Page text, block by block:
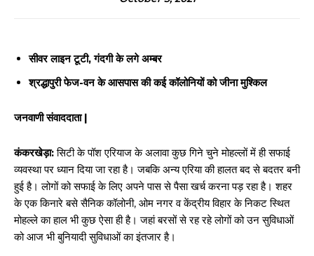
सीवर लाइन टूटी, गंदगी के लगे अम्बर
श्रद्धापुरी फेज-वन के आसपास की कई कॉलोनियों को जीना मुश्किल
जनवाणी संवाददाता |
कंकरखेड़ा:सिटी के पॉश एरियाज के अलावा कुछ गिने चुने मोहल्लों में ही सफाई
व्यवस्था पर ध्यान दिया जा रहा है। जबकि अन्य एरिया की हालत बद से बदतर बनी
हुई है। लोगों को सफाई के लिए अपने पास से पैसा खर्च करना पड़ रहा है। शहर
के एक किनारे बसे सैनिक कॉलोनी, ओम नगर व केंद्रीय विहार के निकट स्थित
मोहल्ले का हाल भी कुछ ऐसा ही है। जहां बरसों से रह रहे लोगों को उन सुविधाओं
को आज भी बुनियादी सुविधाओं का इंतजार है।